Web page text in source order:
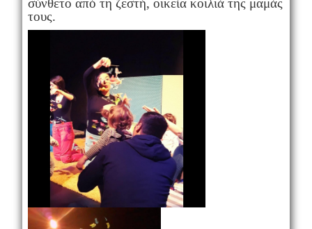
σύνθετο από τη ζεστή, οικεία κοιλιά της μαμάς
τους.